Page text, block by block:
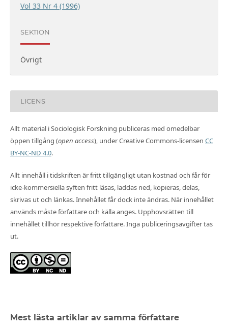
Vol 33 Nr 4 (1996)
SEKTION
Övrigt
LICENS
Allt material i Sociologisk Forskning publiceras med omedelbar
öppen tillgång (open access), under Creative Commons-licensen CC
BY-NC-ND 4.0.
Allt innehåll i tidskriften är fritt tillgängligt utan kostnad och får för
icke-kommersiella syften fritt läsas, laddas ned, kopieras, delas,
skrivas ut och länkas. Innehållet får dock inte ändras. När innehållet
används måste författare och källa anges. Upphovsrätten till
innehållet tillhör respektive författare. Inga publiceringsavgifter tas
ut.
Mest lästa artiklar av samma författare